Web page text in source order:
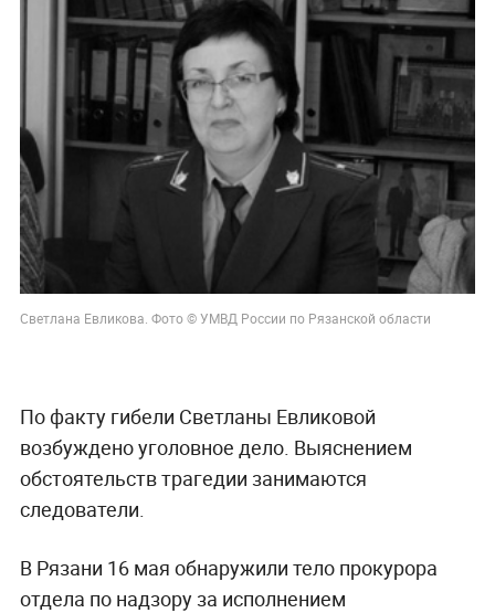
Светлана Евликова. Фото © УМВД России по Рязанской области
По факту гибели Светланы Евликовой
возбуждено уголовное дело. Выяснением
обстоятельств трагедии занимаются
следователи.
В Рязани 16 мая обнаружили тело прокурора
отдела по надзору за исполнением